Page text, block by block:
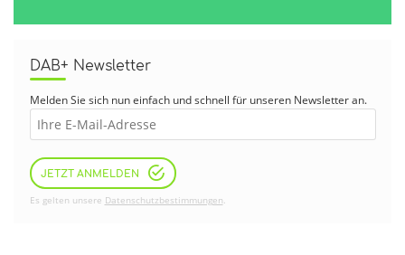
DAB+ Newsletter
Melden Sie sich nun einfach und schnell für unseren Newsletter an.
JETZT ANMELDEN
Es gelten unsere Datenschutzbestimmungen.